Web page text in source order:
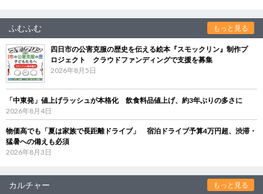
ふむふむ もっと見る
四日市の公害克服の歴史を伝える絵本『スモックリン』制作プ
ロジェクト クラウドファンディングで支援を募集
2026年8月5日
「中東発」値上げラッシュが本格化 飲食料品値上げ、約3年ぶりの多さに
2026年8月4日
物価高でも「夏は家族で長距離ドライブ」 宿泊ドライブ予算4万円超、渋滞・
猛暑への備えも必須
2026年8月3日
カルチャー もっと見る